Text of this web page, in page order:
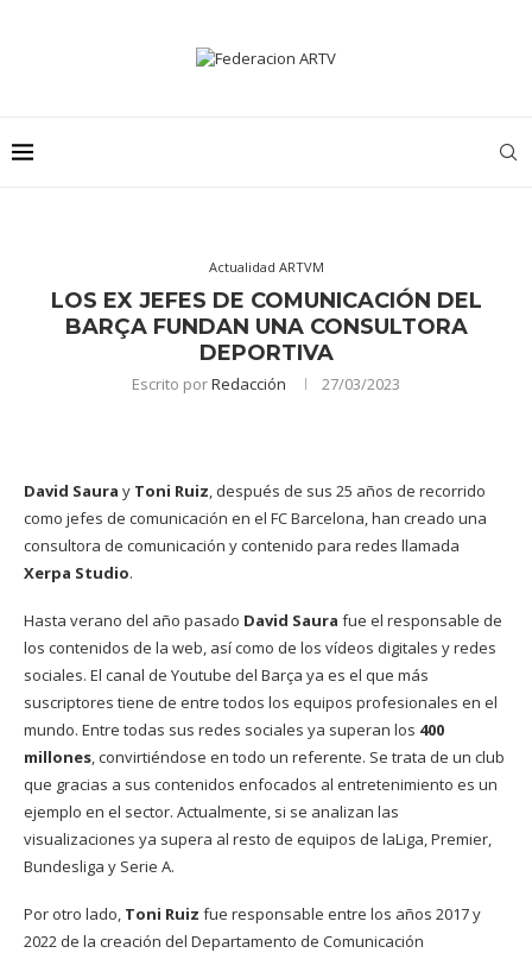
Actualidad ARTVM
LOS EX JEFES DE COMUNICACIÓN DEL
BARÇA FUNDAN UNA CONSULTORA
DEPORTIVA
Escrito porRedacción 27/03/2023
David Saura y Toni Ruiz, después de sus 25 años de recorrido
como jefes de comunicación en el FC Barcelona, han creado una
consultora de comunicación y contenido para redes llamada
Xerpa Studio.
Hasta verano del año pasado David Saura fue el responsable de
los contenidos de la web, así como de los vídeos digitales y redes
sociales. El canal de Youtube del Barça ya es el que más
suscriptores tiene de entre todos los equipos profesionales en el
mundo. Entre todas sus redes sociales ya superan los 400
millones, convirtiéndose en todo un referente. Se trata de un club
que gracias a sus contenidos enfocados al entretenimiento es un
ejemplo en el sector. Actualmente, si se analizan las
visualizaciones ya supera al resto de equipos de laLiga, Premier,
Bundesliga y Serie A.
Por otro lado, Toni Ruiz fue responsable entre los años 2017 y
2022 de la creación del Departamento de Comunicación